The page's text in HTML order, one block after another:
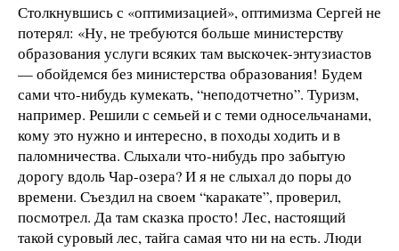
Столкнувшись с «оптимизацией», оптимизма Сергей не
потерял: «Ну, не требуются больше министерству
образования услуги всяких там выскочек-энтузиастов
— обойдемся без министерства образования! Будем
сами что-нибудь кумекать, “неподотчетно”. Туризм,
например. Решили с семьей и с теми односельчанами,
кому это нужно и интересно, в походы ходить и в
паломничества. Слыхали что-нибудь про забытую
дорогу вдоль Чар-озера? И я не слыхал до поры до
времени. Съездил на своем “каракате”, проверил,
посмотрел. Да там сказка просто! Лес, настоящий
такой суровый лес, тайга самая что ни на есть. Люди